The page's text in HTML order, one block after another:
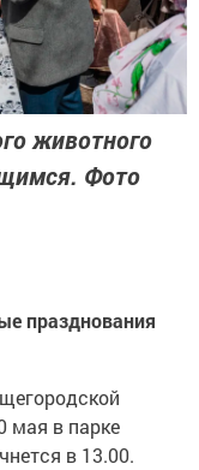
животного
Фото
празднования
мая в парке
в 13.00.